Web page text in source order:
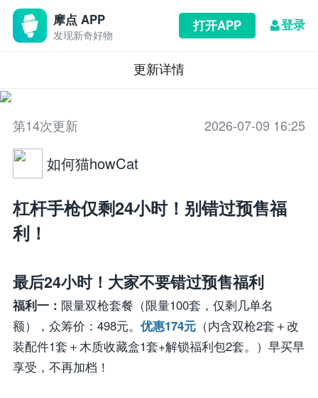
摩点 APP
发现新奇好物
打开APP 登录
更新详情
第14次更新 2026-07-09 16:25
如何猫howCat
杠杆手枪仅剩24小时！别错过预售福
利！
最后24小时！大家不要错过预售福利
福利一： 限量双枪套餐（限量100套，仅剩几单名
额），众筹价：498元。 优惠174元（内含双枪2套＋改
装配件1套＋木质收藏盒1套+解锁福利包2套。）早买早
享受，不再加档！